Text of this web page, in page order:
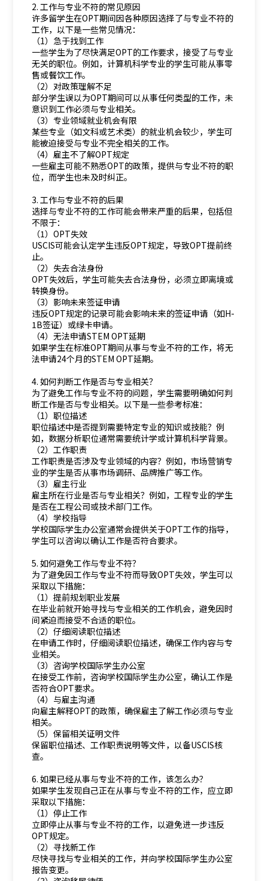
2. 工作与专业不符的常见原因
许多留学生在OPT期间因各种原因选择了与专业不符的
工作，以下是一些常见情况：
（1）急于找到工作
一些学生为了尽快满足OPT的工作要求，接受了与专业
无关的职位。例如，计算机科学专业的学生可能从事零
售或餐饮工作。
（2）对政策理解不足
部分学生误以为OPT期间可以从事任何类型的工作，未
意识到工作必须与专业相关。
（3）专业领域就业机会有限
某些专业（如文科或艺术类）的就业机会较少，学生可
能被迫接受与专业不完全相关的工作。
（4）雇主不了解OPT规定
一些雇主可能不熟悉OPT的政策，提供与专业不符的职
位，而学生也未及时纠正。
3. 工作与专业不符的后果
选择与专业不符的工作可能会带来严重的后果，包括但
不限于：
（1）OPT失效
USCIS可能会认定学生违反OPT规定，导致OPT提前终
止。
（2）失去合法身份
OPT失效后，学生可能失去合法身份，必须立即离境或
转换身份。
（3）影响未来签证申请
违反OPT规定的记录可能会影响未来的签证申请（如H-
1B签证）或绿卡申请。
（4）无法申请STEM OPT延期
如果学生在标准OPT期间从事与专业不符的工作，将无
法申请24个月的STEM OPT延期。
4. 如何判断工作是否与专业相关？
为了避免工作与专业不符的问题，学生需要明确如何判
断工作是否与专业相关。以下是一些参考标准：
（1）职位描述
职位描述中是否提到需要特定专业的知识或技能？例
如，数据分析职位通常需要统计学或计算机科学背景。
（2）工作职责
工作职责是否涉及专业领域的内容？例如，市场营销专
业的学生是否从事市场调研、品牌推广等工作。
（3）雇主行业
雇主所在行业是否与专业相关？例如，工程专业的学生
是否在工程公司或技术部门工作。
（4）学校指导
学校国际学生办公室通常会提供关于OPT工作的指导，
学生可以咨询以确认工作是否符合要求。
5. 如何避免工作与专业不符？
为了避免因工作与专业不符而导致OPT失效，学生可以
采取以下措施：
（1）提前规划职业发展
在毕业前就开始寻找与专业相关的工作机会，避免因时
间紧迫而接受不合适的职位。
（2）仔细阅读职位描述
在申请工作时，仔细阅读职位描述，确保工作内容与专
业相关。
（3）咨询学校国际学生办公室
在接受工作前，咨询学校国际学生办公室，确认工作是
否符合OPT要求。
（4）与雇主沟通
向雇主解释OPT的政策，确保雇主了解工作必须与专业
相关。
（5）保留相关证明文件
保留职位描述、工作职责说明等文件，以备USCIS核
查。
6. 如果已经从事与专业不符的工作，该怎么办？
如果学生发现自己正在从事与专业不符的工作，应立即
采取以下措施：
（1）停止工作
立即停止从事与专业不符的工作，以避免进一步违反
OPT规定。
（2）寻找新工作
尽快寻找与专业相关的工作，并向学校国际学生办公室
报告变更。